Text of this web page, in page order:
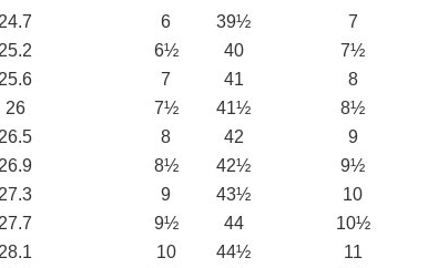
24.7
6 39½
7
25.2
6½ 40
7½
25.6
7 41
8
26
7½ 41½
8½
26.5
8 42
9
26.9
8½ 42½
9½
27.3
9 43½
10
27.7
9½ 44
10½
28.1
10 44½
11